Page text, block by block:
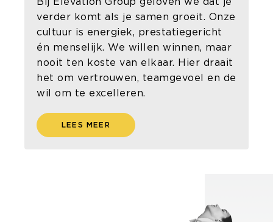
verder komt als je samen groeit. Onze
cultuur is energiek, prestatiegericht
én menselijk. We willen winnen, maar
nooit ten koste van elkaar. Hier draait
het om vertrouwen, teamgevoel en de
wil om te excelleren.
LEES MEER